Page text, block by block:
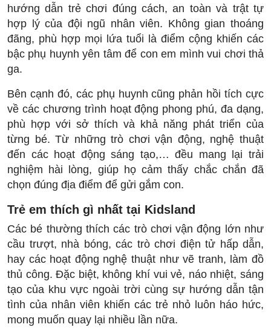
hướng dẫn trẻ chơi đúng cách, an toàn và trật tự
hợp lý của đội ngũ nhân viên. Không gian thoáng
đãng, phù hợp mọi lứa tuổi là điểm cộng khiến các
bậc phụ huynh yên tâm để con em mình vui chơi thả
ga.
Bên cạnh đó, các phụ huynh cũng phản hồi tích cực
về các chương trình hoạt động phong phú, đa dạng,
phù hợp với sở thích và khả năng phát triển của
từng bé. Từ những trò chơi vận động, nghệ thuật
đến các hoạt động sáng tạo,… đều mang lại trải
nghiệm hài lòng, giúp họ cảm thấy chắc chắn đã
chọn đúng địa điểm để gửi gắm con.
Trẻ em thích gì nhất tại Kidsland
Các bé thường thích các trò chơi vận động lớn như
cầu trượt, nhà bóng, các trò chơi điện tử hấp dẫn,
hay các hoạt động nghệ thuật như vẽ tranh, làm đồ
thủ công. Đặc biệt, không khí vui vẻ, náo nhiệt, sáng
tạo của khu vực ngoài trời cùng sự hướng dẫn tận
tình của nhân viên khiến các trẻ nhỏ luôn háo hức,
mong muốn quay lại nhiều lần nữa.